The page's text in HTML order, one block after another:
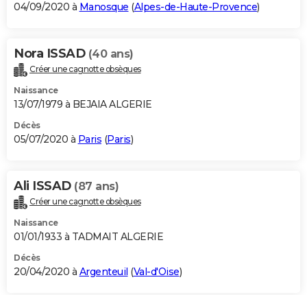
04/09/2020 à Manosque (Alpes-de-Haute-Provence)
Nora ISSAD (40 ans)
Créer une cagnotte obsèques
Naissance
13/07/1979 à BEJAIA ALGERIE
Décès
05/07/2020 à Paris (Paris)
Ali ISSAD (87 ans)
Créer une cagnotte obsèques
Naissance
01/01/1933 à TADMAIT ALGERIE
Décès
20/04/2020 à Argenteuil (Val-d'Oise)